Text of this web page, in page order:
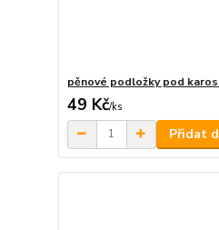
pěnové podložky pod
49 Kč/ks
Přidat